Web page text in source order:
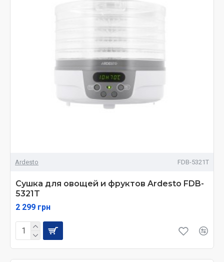
Ardesto FDB-5321T
Сушка для овощей и фруктов Ardesto FDB-
5321T
2 299 грн